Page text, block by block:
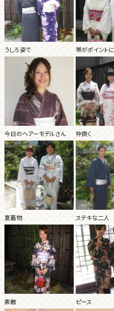
うしろ姿で 帯がポイントに
今日のヘアーモデルさん 仲良く
夏着物 ステキな二人
素敵 ピース